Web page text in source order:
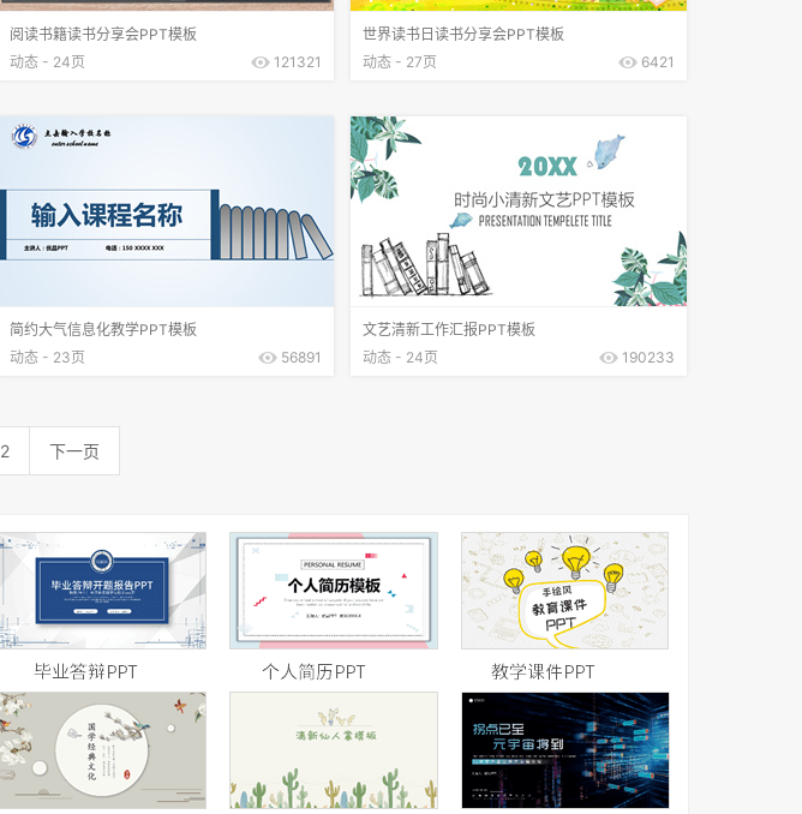
阅读书籍读书分享会PPT模板
动态 - 24页
121321
世界读书日读书分享会PPT模板
动态 - 27页
6421
简约大气信息化教学PPT模板
动态 - 23页
56891
文艺清新工作汇报PPT模板
动态 - 24页
190233
2 下一页